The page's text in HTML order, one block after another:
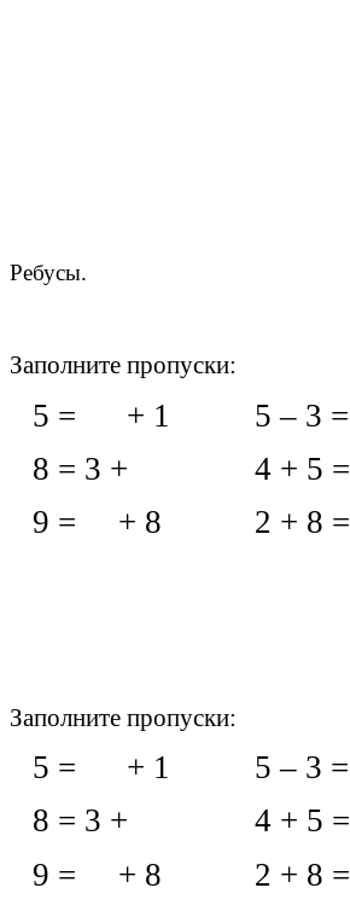
Ребусы.
Заполните пропуски:
5 = + 1 5 – 3 =
8 = 3 + 4 + 5 =
9 = + 8 2 + 8 =
Заполните пропуски:
5 = + 1 5 – 3 =
8 = 3 + 4 + 5 =
9 = + 8 2 + 8 =